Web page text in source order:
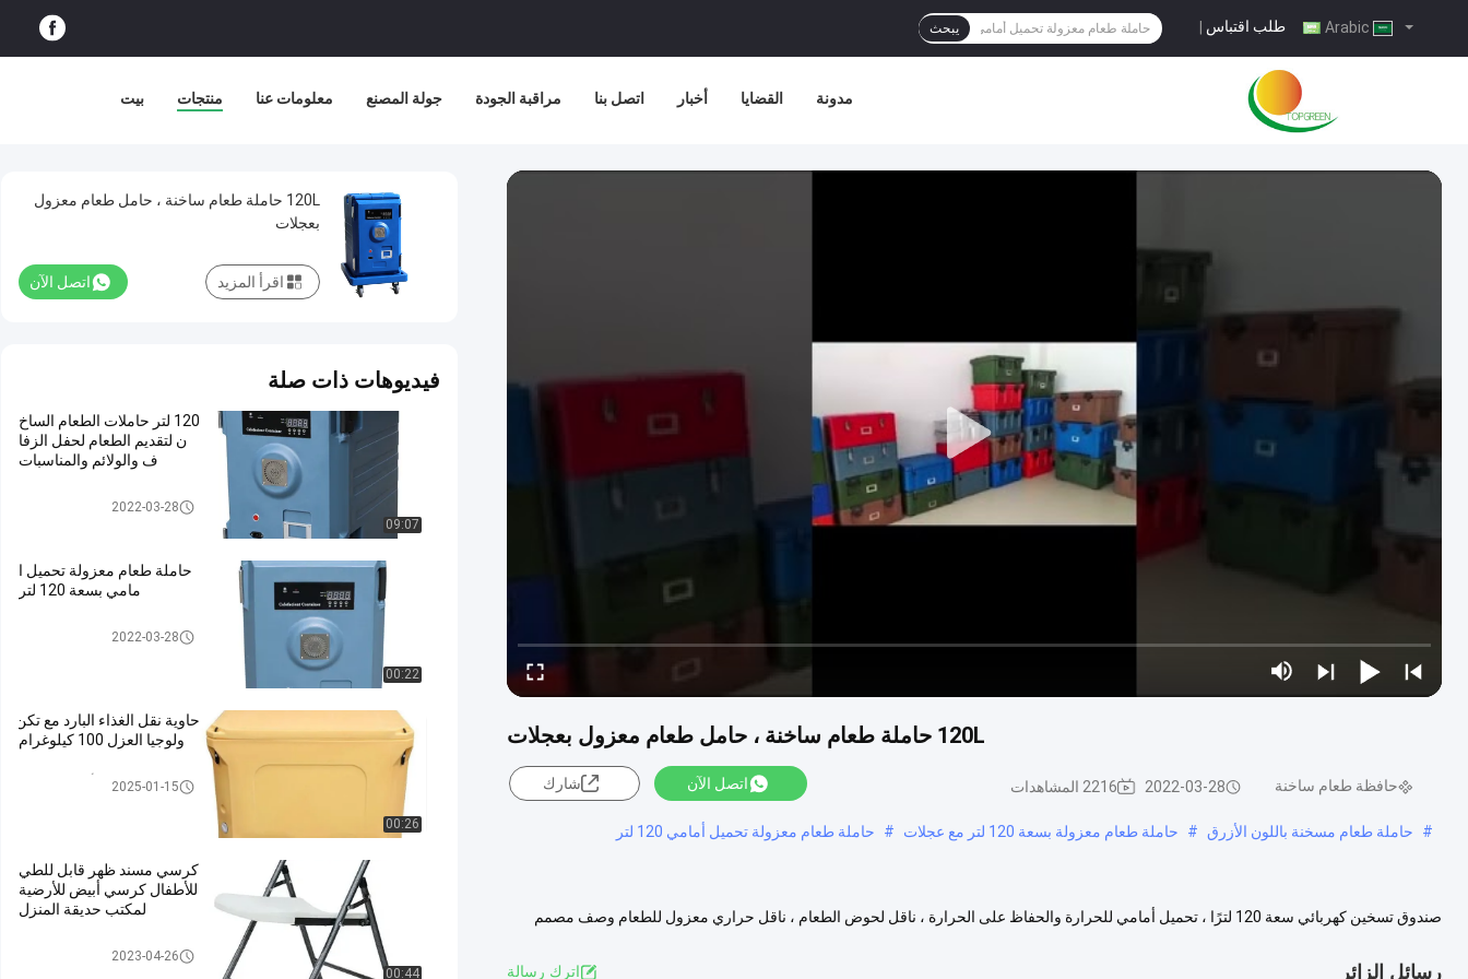
طلب اقتباس يبحث
بيت منتجات معلومات عنا جولة المصنع مراقبة الجودة اتصل بنا أخبار القضايا مدونة
120L حاملة طعام ساخنة ، حامل طعام معزول بعجلات
حافظة طعام ساخنة 2022-03-28 2216 المشاهدات اتصل الآن شارك
# حاملة طعام مسخنة باللون الأزرق # حاملة طعام معزولة بسعة 120 لتر مع عجلات # حاملة طعام معزولة تحميل أمامي 120 لتر
صندوق تسخين كهربائي سعة 120 لترًا ، تحميل أمامي للحرارة والحفاظ على الحرارة ، ناقل لحوض الطعام ، ناقل حراري معزول للطعام وصف مصمم
رسائل الزائر اترك رسالة
120L حاملة طعام ساخنة ، حامل طعام معزول
بعجلات
اتصل الآن اقرأ المزيد
فيديوهات ذات صلة
09:07
120 لتر حاملات الطعام الساخ
ن لتقديم الطعام لحفل الزفا
ف والولائم والمناسبات
حافظة طعام ساخنة2022-03-28
00:22
حاملة طعام معزولة تحميل ا
مامي بسعة 120 لتر
حافظة طعام ساخنة2022-03-28
00:26
حاوية نقل الغذاء البارد مع تكن
ولوجيا العزل 100 كيلوغرام
حاويات نقل الأغذية المعزولة
2025-01-15
00:44
كرسي مسند ظهر قابل للطي
للأطفال كرسي أبيض للأرضية
لمكتب حديقة المنزل
كرسي طاولة قابلة للطي
2023-04-26